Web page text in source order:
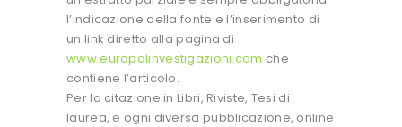
l’indicazione della fonte e l’inserimento di
un link diretto alla pagina di
www.europolinvestigazioni.com che
contiene l’articolo.
Per la citazione in Libri, Riviste, Tesi di
laurea, e ogni diversa pubblicazione, online